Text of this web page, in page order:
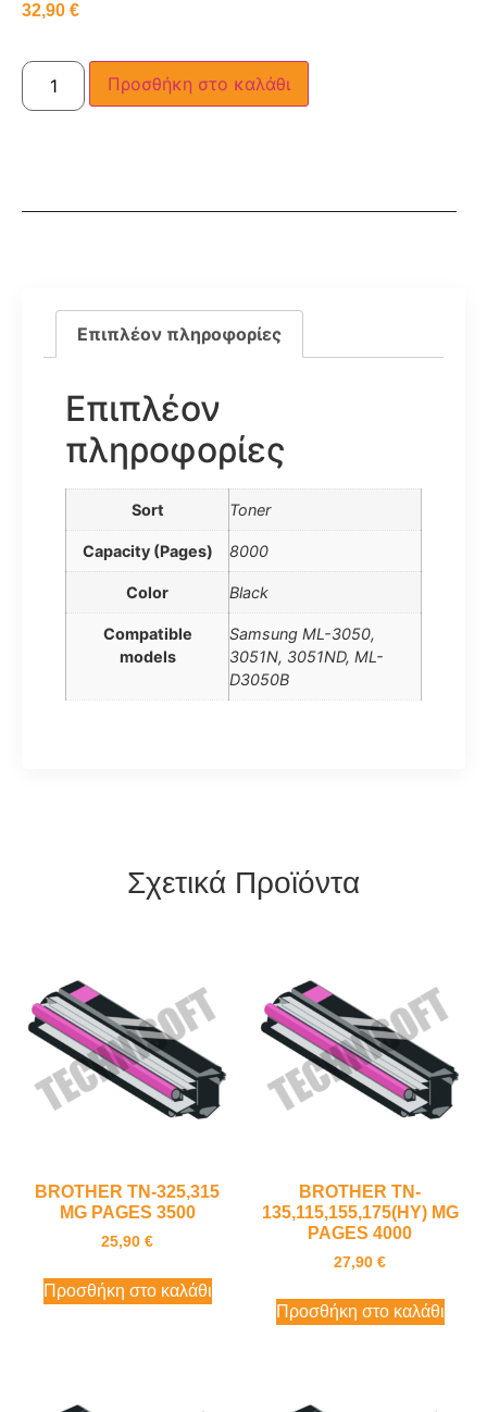
32,90 €
Προσθήκη στο καλάθι
Επιπλέον πληροφορίες
Επιπλέον
πληροφορίες
Sort Toner
Capacity (Pages) 8000
Color Black
Compatible
models
Samsung ML-3050,
3051N, 3051ND, ML-
D3050B
Σχετικά Προϊόντα
BROTHER TN-325,315
MG PAGES 3500
25,90 €
Προσθήκη στο καλάθι
BROTHER TN-
135,115,155,175(HY) MG
PAGES 4000
27,90 €
Προσθήκη στο καλάθι